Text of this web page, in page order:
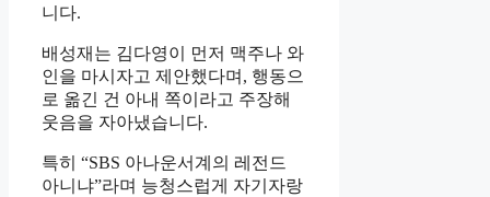
니다.
배성재는 김다영이 먼저 맥주나 와
인을 마시자고 제안했다며, 행동으
로 옮긴 건 아내 쪽이라고 주장해
웃음을 자아냈습니다.
특히 “SBS 아나운서계의 레전드
아니냐”라며 능청스럽게 자기자랑